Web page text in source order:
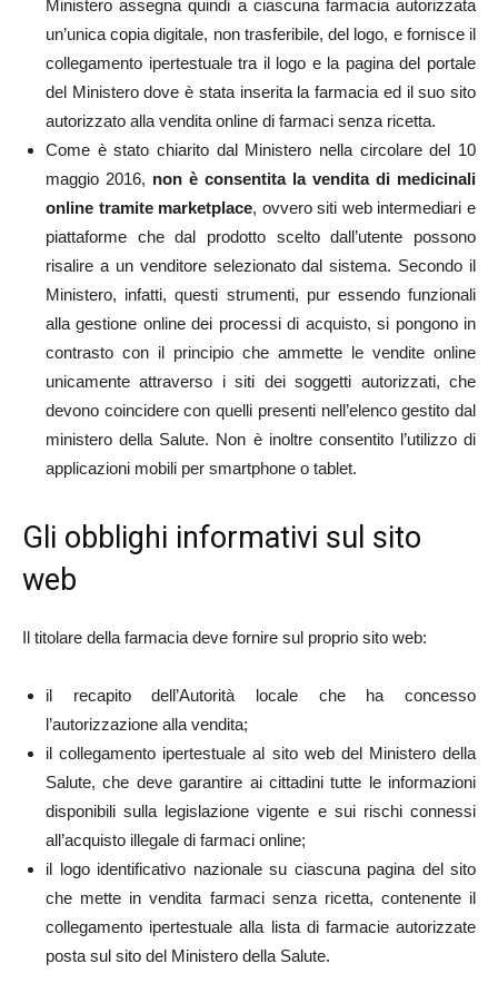
Ministero assegna quindi a ciascuna farmacia autorizzata
un’unica copia digitale, non trasferibile, del logo, e fornisce il
collegamento ipertestuale tra il logo e la pagina del portale
del Ministero dove è stata inserita la farmacia ed il suo sito
autorizzato alla vendita online di farmaci senza ricetta.
Come è stato chiarito dal Ministero nella circolare del 10
maggio 2016, non è consentita la vendita di medicinali
online tramite marketplace, ovvero siti web intermediari e
piattaforme che dal prodotto scelto dall’utente possono
risalire a un venditore selezionato dal sistema. Secondo il
Ministero, infatti, questi strumenti, pur essendo funzionali
alla gestione online dei processi di acquisto, si pongono in
contrasto con il principio che ammette le vendite online
unicamente attraverso i siti dei soggetti autorizzati, che
devono coincidere con quelli presenti nell’elenco gestito dal
ministero della Salute. Non è inoltre consentito l’utilizzo di
applicazioni mobili per smartphone o tablet.
Gli obblighi informativi sul sito
web
Il titolare della farmacia deve fornire sul proprio sito web:
il recapito dell’Autorità locale che ha concesso
l’autorizzazione alla vendita;
il collegamento ipertestuale al sito web del Ministero della
Salute, che deve garantire ai cittadini tutte le informazioni
disponibili sulla legislazione vigente e sui rischi connessi
all’acquisto illegale di farmaci online;
il logo identificativo nazionale su ciascuna pagina del sito
che mette in vendita farmaci senza ricetta, contenente il
collegamento ipertestuale alla lista di farmacie autorizzate
posta sul sito del Ministero della Salute.